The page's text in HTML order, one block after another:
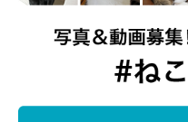
一回り程度大きくなってい
「くろすけは生後約4カ月で
上でもねんねする穏やかな
るくろすけが可愛くて可愛